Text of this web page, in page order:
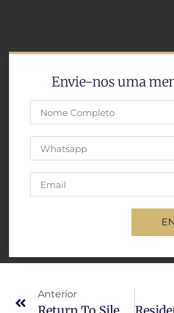
Envie-nos uma
Anterior